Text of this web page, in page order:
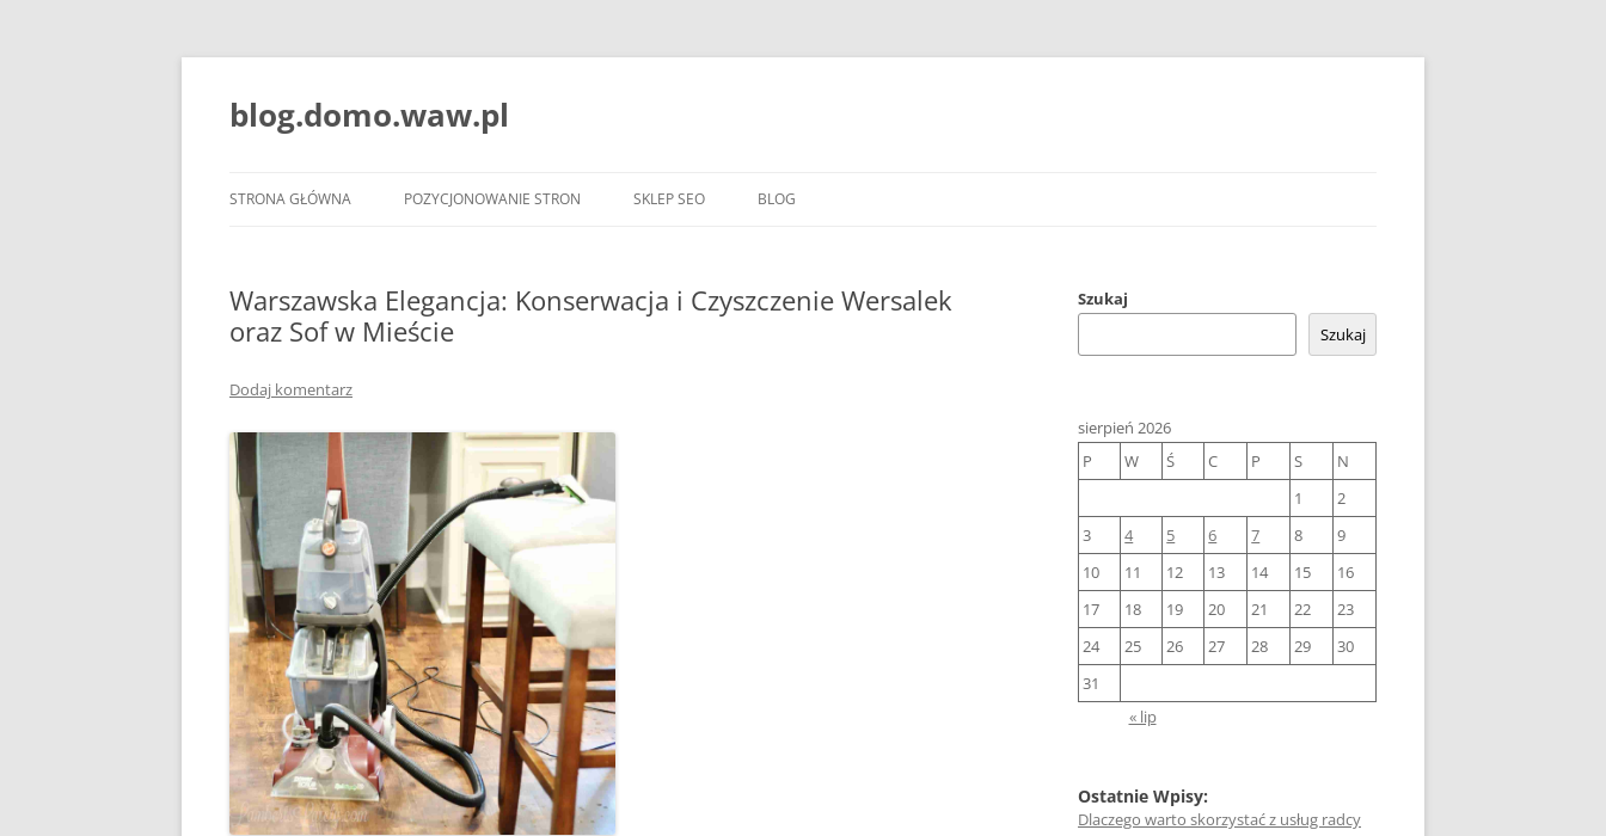
blog.domo.waw.pl
STRONA GŁÓWNA POZYCJONOWANIE STRON SKLEP SEO BLOG
Warszawska Elegancja: Konserwacja i Czyszczenie Wersalek
oraz Sof w Mieście
Dodaj komentarz
Szukaj
Szukaj
sierpień 2026
P
W Ś C P S
N
1
2
3
4 5 6 7 8
9
10
11 12 13 14 15
16
17
18 19 20 21 22
23
24
25 26 27 28 29
30
31
« lip
Ostatnie Wpisy:
Dlaczego warto skorzystać z usług radcy